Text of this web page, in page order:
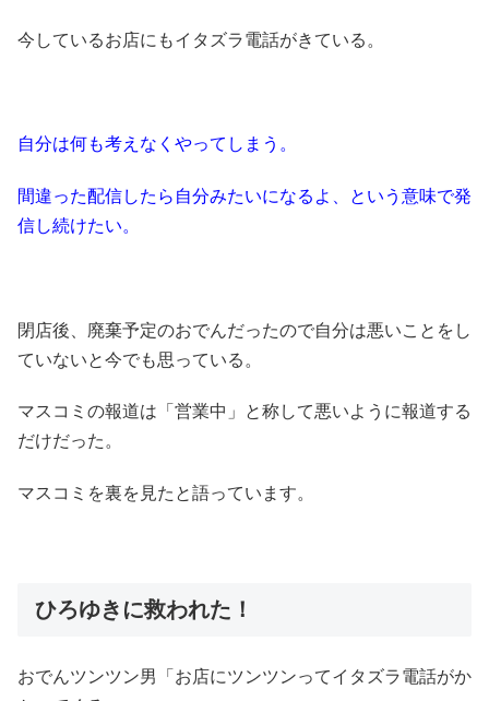
今しているお店にもイタズラ電話がきている。
自分は何も考えなくやってしまう。
間違った配信したら自分みたいになるよ、という意味で発
信し続けたい。
閉店後、廃棄予定のおでんだったので自分は悪いことをし
ていないと今でも思っている。
マスコミの報道は「営業中」と称して悪いように報道する
だけだった。
マスコミを裏を見たと語っています。
ひろゆきに救われた！
おでんツンツン男「お店にツンツンってイタズラ電話がか